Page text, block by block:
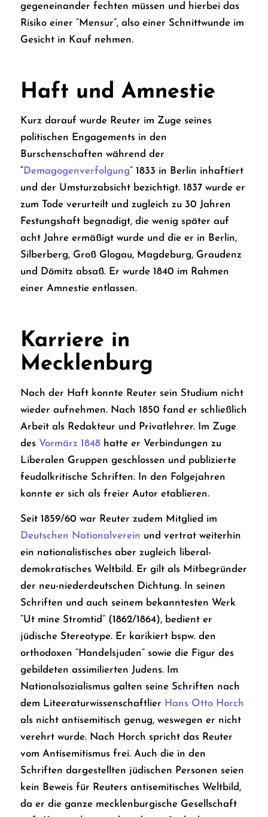
gegeneinander fechten müssen und hierbei das
Risiko einer “Mensur”, also einer Schnittwunde im
Gesicht in Kauf nehmen.
Haft und Amnestie
Kurz darauf wurde Reuter im Zuge seines
politischen Engagements in den
Burschenschaften während der
“Demagogenverfolgung” 1833 in Berlin inhaftiert
und der Umsturzabsicht bezichtigt. 1837 wurde er
zum Tode verurteilt und zugleich zu 30 Jahren
Festungshaft begnadigt, die wenig später auf
acht Jahre ermäßigt wurde und die er in Berlin,
Silberberg, Groß Glogau, Magdeburg, Graudenz
und Dömitz absaß. Er wurde 1840 im Rahmen
einer Amnestie entlassen.
Karriere in
Mecklenburg
Nach der Haft konnte Reuter sein Studium nicht
wieder aufnehmen. Nach 1850 fand er schließlich
Arbeit als Redakteur und Privatlehrer. Im Zuge
des Vormärz 1848hatte er Verbindungen zu
Liberalen Gruppen geschlossen und publizierte
feudalkritische Schriften. In den Folgejahren
konnte er sich als freier Autor etablieren.
Seit 1859/60 war Reuter zudem Mitglied im
Deutschen Nationalverein und vertrat weiterhin
ein nationalistisches aber zugleich liberal-
demokratisches Weltbild. Er gilt als Mitbegründer
der neu-niederdeutschen Dichtung. In seinen
Schriften und auch seinem bekanntesten Werk
“Ut mine Stromtid” (1862/1864), bedient er
jüdische Stereotype. Er karikiert bspw. den
orthodoxen “Handelsjuden” sowie die Figur des
gebildeten assimilierten Judens. Im
Nationalsozialismus galten seine Schriften nach
dem Liteeraturwissenschaftlier Hans Otto Horch
als nicht antisemitisch genug, weswegen er nicht
verehrt wurde. Nach Horch spricht das Reuter
vom Antisemitismus frei. Auch die in den
Schriften dargestellten jüdischen Personen seien
kein Beweis für Reuters antisemitisches Weltbild,
da er die ganze mecklenburgische Gesellschaft